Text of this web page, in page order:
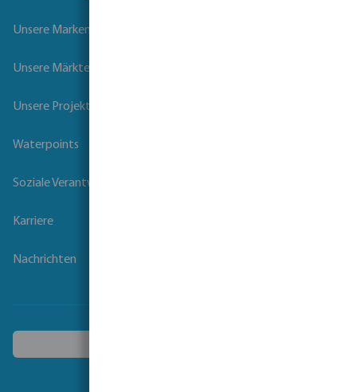
Unsere Marken
Unsere Märkte
Unsere Projekte
Waterpoints
Soziale Verantwortung der Unternehmen
Karriere
Nachrichten